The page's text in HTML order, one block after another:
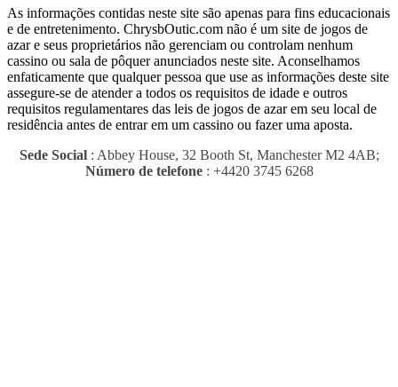
As informações contidas neste site são apenas para fins educacionais
e de entretenimento. ChrysbOutic.com não é um site de jogos de
azar e seus proprietários não gerenciam ou controlam nenhum
cassino ou sala de pôquer anunciados neste site. Aconselhamos
enfaticamente que qualquer pessoa que use as informações deste site
assegure-se de atender a todos os requisitos de idade e outros
requisitos regulamentares das leis de jogos de azar em seu local de
residência antes de entrar em um cassino ou fazer uma aposta.
Sede Social: Abbey House, 32 Booth St, Manchester M2 4AB;
Número de telefone: +4420 3745 6268